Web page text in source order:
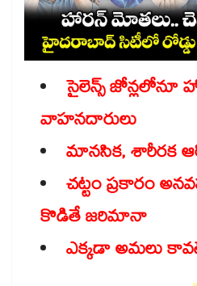
సైలెన్స్ జోన్లలోనూ
వాహనదారులు
మానసిక, శారీరక
చట్టం ప్రకారం
కొడితే జరిమానా
ఎక్కడా అమలు